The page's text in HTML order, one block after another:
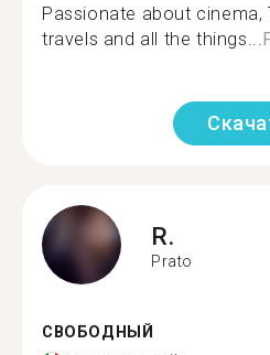
Passionate about cinema,
travels and all the things...
R.
Prato
СВОБОДНЫЙ